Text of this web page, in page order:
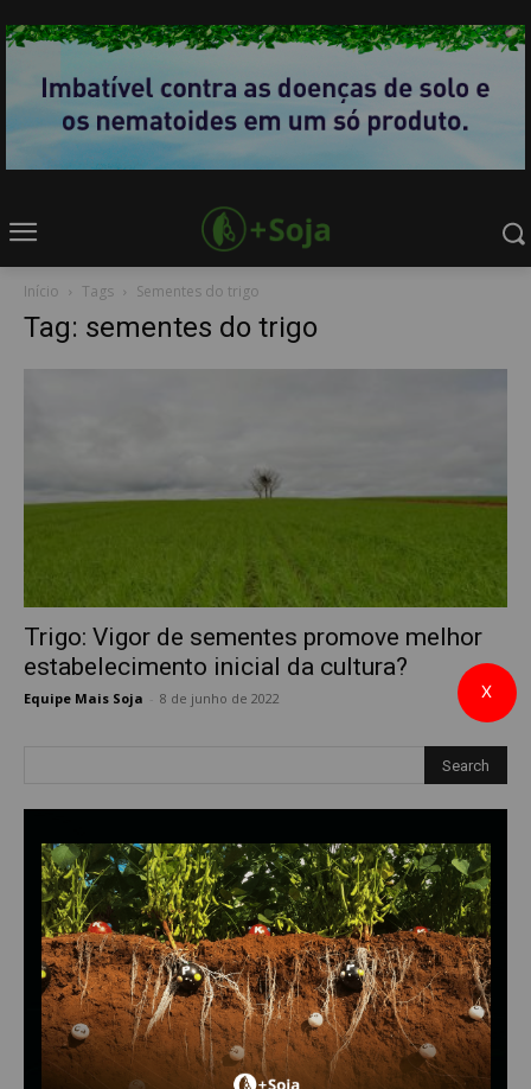
Início Tags Sementes do trigo
Tag: sementes do trigo
Trigo: Vigor de sementes promove melhor
estabelecimento inicial da cultura?
Equipe Mais Soja 8 de junho de 2022 X